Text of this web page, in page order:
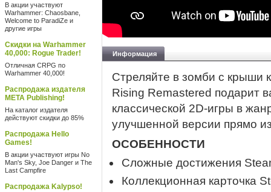
В акции участвуют
Warhammer: Chaosbane,
Welcome to ParadiZe и
другие игры
Скидки на Warhammer
40,000: Rogue Trader!
Отличная CRPG по
Warhammer 40,000!
Распродажа издателя
META Publishing!
На каталог издателя
действуют скидки до 85%
Распродажа Hello
Games!
В акции участвуют игры No
Man's Sky, Joe Danger и The
Last Campfire
Распродажа Kalypso!
Информация
Стреляйте в зомби с крыши
Rising Remastered подарит
классической 2D-игры в
улучшенной версии прямо
ОСОБЕННОСТИ
Сложные достижения
Коллекционная карточка